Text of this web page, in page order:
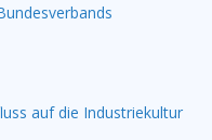
auf die Industriekultur